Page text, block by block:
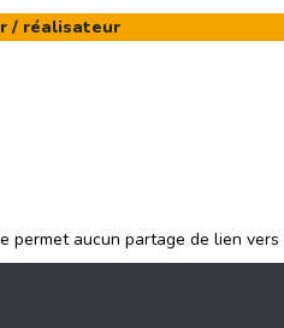
/ réalisateur
permet aucun partage de lien